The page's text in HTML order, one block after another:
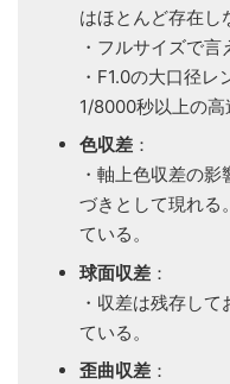
はほとんど存在し
・フルサイズで言
・F1.0の大口径
1/8000秒以上の高
色収差 ：
・軸上色収差の
づきとして現れる
ている。
球面収差 ：
・収差は残存し
ている。
歪曲収差 ：